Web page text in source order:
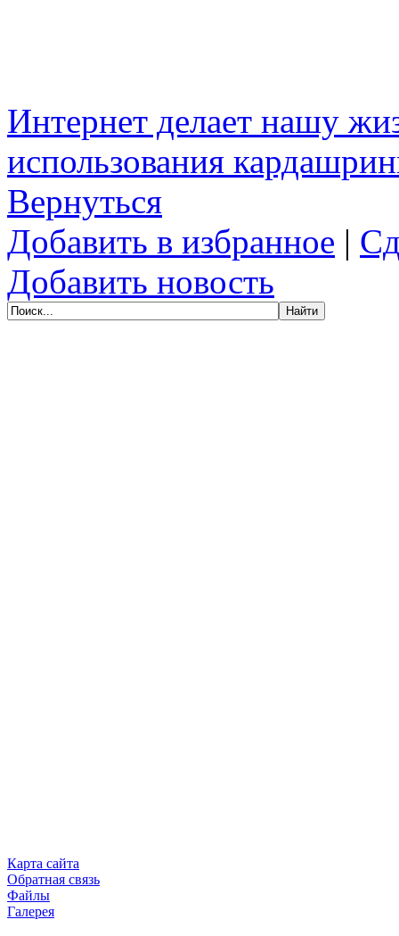
Интернет делает нашу
использования
Вернуться
Добавить в избранное |
Добавить новость
Карта сайта
Обратная связь
Файлы
Галерея